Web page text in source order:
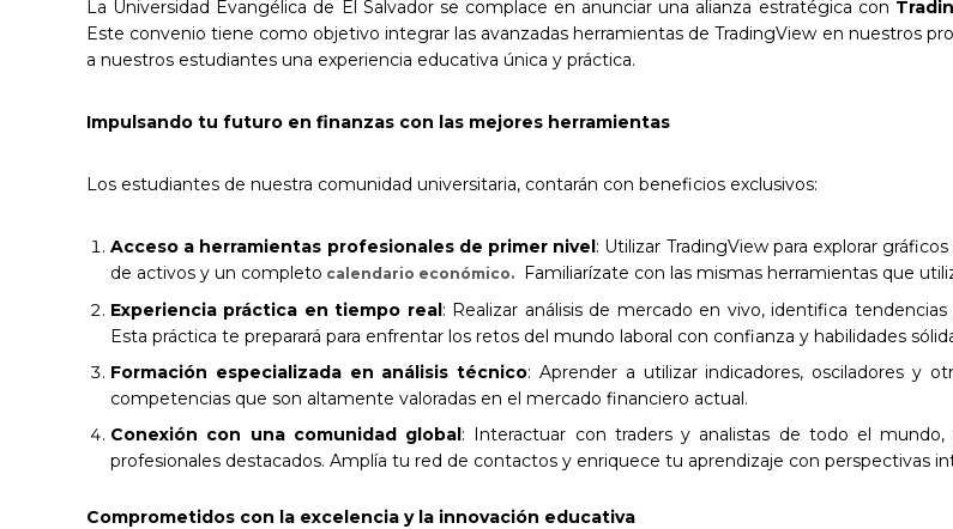
La Universidad Evangélica de El Salvador se complace en anunciar una alianza estratégica con
Este convenio tiene como objetivo integrar las avanzadas herramientas de TradingView en nuestros
a nuestros estudiantes una experiencia educativa única y práctica.
Impulsando tu futuro en finanzas con las mejores herramientas
Los estudiantes de nuestra comunidad universitaria, contarán con beneficios exclusivos:
Acceso a herramientas profesionales de primer nivel: Utilizar TradingView para explorar
de activos y un completo calendario económico. Familiarízate con las mismas herramientas que
Experiencia práctica en tiempo real: Realizar análisis de mercado en vivo, identifica
Esta práctica te preparará para enfrentar los retos del mundo laboral con confianza y habilidades
Formación especializada en análisis técnico: Aprender a utilizar indicadores, osciladores y
competencias que son altamente valoradas en el mercado financiero actual.
Conexión con una comunidad global: Interactuar con traders y analistas de todo el
profesionales destacados. Amplía tu red de contactos y enriquece tu aprendizaje con perspectivas
Comprometidos con la excelencia y la innovación educativa